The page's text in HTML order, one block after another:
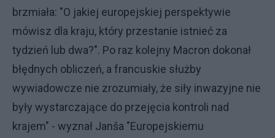
brzmiała: "O jakiej europejskiej perspektywie
mówisz dla kraju, który przestanie istnieć za
tydzień lub dwa?". Po raz kolejny Macron dokonał
błędnych obliczeń, a francuskie służby
wywiadowcze nie zrozumiały, że siły inwazyjne nie
były wystarczające do przejęcia kontroli nad
krajem" - wyznał Janša "Europejskiemu